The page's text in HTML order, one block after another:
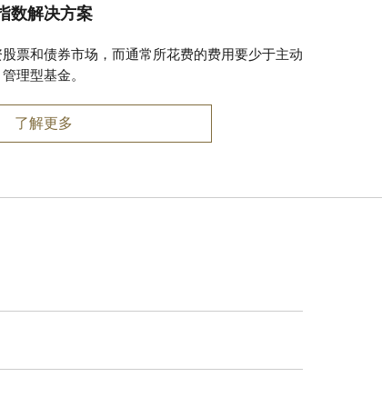
数解决方案
票和债券市场，而通常所花费的费用要少于主动
管理型基金。
了解更多
资金池的每个股
债券最为常见。
各种形式和规
，投资于特定行